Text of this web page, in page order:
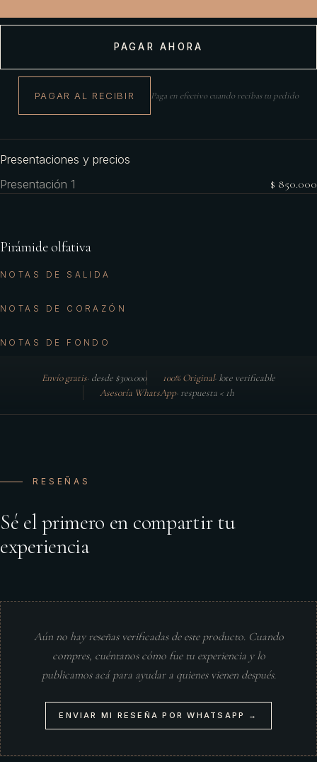
PAGAR AHORA
PAGAR AL RECIBIR Paga en efectivo cuando recibas tu pedido
Presentaciones y precios
Presentación 1
$ 850.000
Pirámide olfativa
NOTAS DE SALIDA
NOTAS DE CORAZÓN
NOTAS DE FONDO
Envío gratis· desde $300.000 100% Original· lote verificable
Asesoría WhatsApp· respuesta < 1h
RESEÑAS
Sé el primero en compartir tu
experiencia
Aún no hay reseñas verificadas de este producto. Cuando
compres, cuéntanos cómo fue tu experiencia y lo
publicamos acá para ayudar a quienes vienen después.
ENVIAR MI RESEÑA POR WHATSAPP →